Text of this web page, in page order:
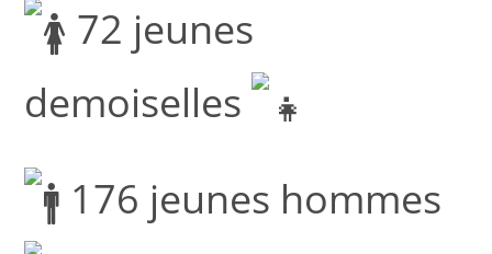
72 jeunes
demoiselles
176 jeunes hommes